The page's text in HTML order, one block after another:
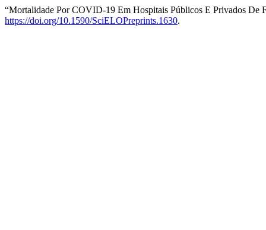
“Mortalidade Por COVID-19 Em Hospitais Públicos E Privados De
https://doi.org/10.1590/SciELOPreprints.1630.